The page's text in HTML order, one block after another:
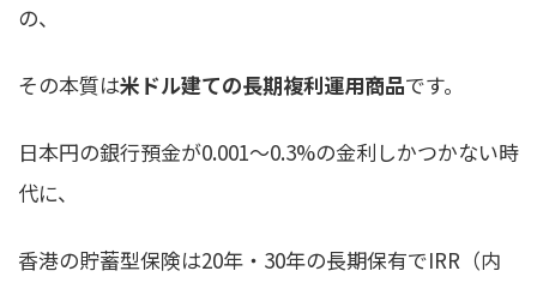
の、
その本質は米ドル建ての長期複利運用商品です。
日本円の銀行預金が0.001〜0.3%の金利しかつかない時
代に、
香港の貯蓄型保険は20年・30年の長期保有でIRR（内